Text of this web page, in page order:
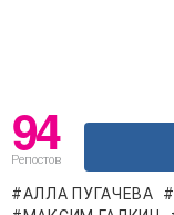
94
Репостов
АЛЛА ПУГАЧЕВА